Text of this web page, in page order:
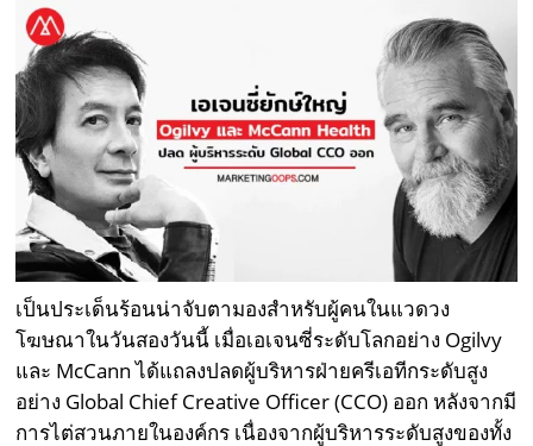
เป็นประเด็นร้อนน่าจับตามองสำหรับผู้คนในแวดวง
โฆษณาในวันสองวันนี้ เมื่อเอเจนซี่ระดับโลกอย่าง Ogilvy
และ McCann ได้แถลงปลดผู้บริหารฝ่ายครีเอทีกระดับสูง
อย่าง Global Chief Creative Officer (CCO) ออก หลังจากมี
การไต่สวนภายในองค์กร เนื่องจากผู้บริหารระดับสูงของทั้ง